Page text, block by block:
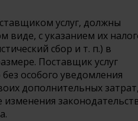
услуг, должны
виде, с указанием их
сбор и т. п.) в
Поставщик услуг
особого уведомления
дополнительных